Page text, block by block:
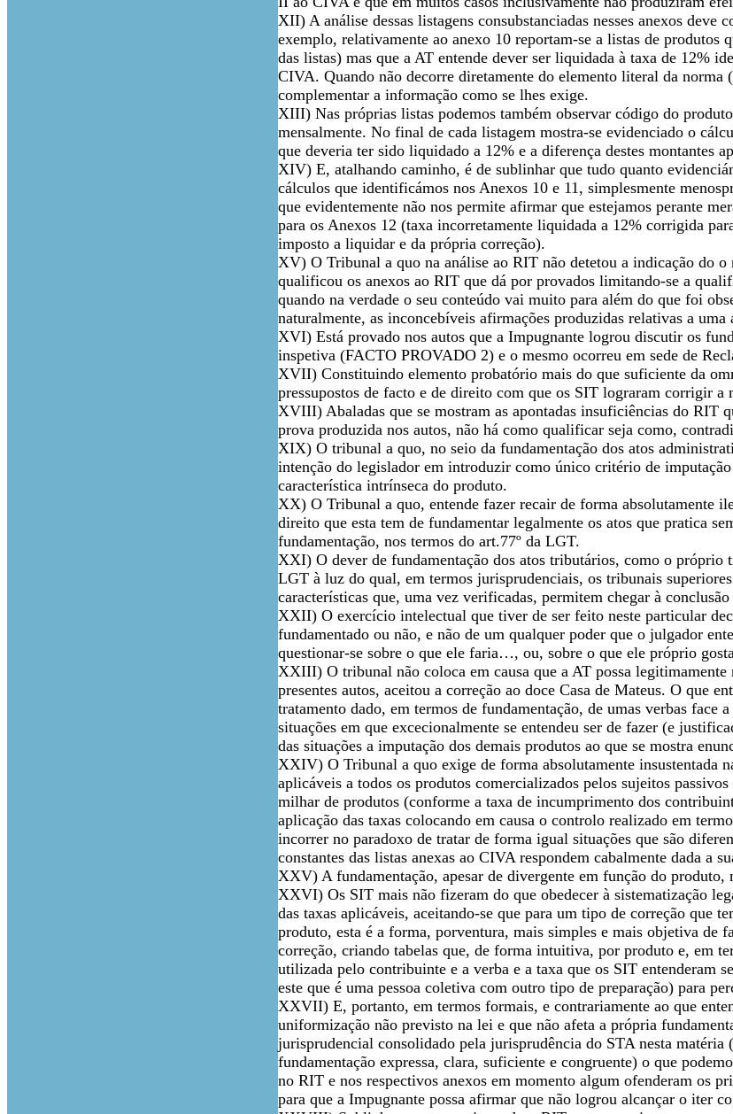
XII) A análise dessas listagens consubstanciadas nesses anexos
exemplo, relativamente ao anexo 10 reportam-se a listas de
das listas) mas que a AT entende dever ser liquidada à taxa de 12%
CIVA. Quando não decorre diretamente do elemento literal da norma
complementar a informação como se lhes exige.
XIII) Nas próprias listas podemos também observar código do
mensalmente. No final de cada listagem mostra-se evidenciado o
que deveria ter sido liquidado a 12% e a diferença destes montantes
XIV) E, atalhando caminho, é de sublinhar que tudo quanto
cálculos que identificámos nos Anexos 10 e 11, simplesmente
que evidentemente não nos permite afirmar que estejamos perante
para os Anexos 12 (taxa incorretamente liquidada a 12% corrigida
imposto a liquidar e da própria correção).
XV) O Tribunal a quo na análise ao RIT não detetou a indicação do
qualificou os anexos ao RIT que dá por provados limitando-se a
quando na verdade o seu conteúdo vai muito para além do que foi
naturalmente, as inconcebíveis afirmações produzidas relativas a
XVI) Está provado nos autos que a Impugnante logrou discutir os
inspetiva (FACTO PROVADO 2) e o mesmo ocorreu em sede de
XVII) Constituindo elemento probatório mais do que suficiente da
pressupostos de facto e de direito com que os SIT lograram corrigir a
XVIII) Abaladas que se mostram as apontadas insuficiências do RIT
prova produzida nos autos, não há como qualificar seja como,
XIX) O tribunal a quo, no seio da fundamentação dos atos
intenção do legislador em introduzir como único critério de
característica intrínseca do produto.
XX) O Tribunal a quo, entende fazer recair de forma absolutamente
direito que esta tem de fundamentar legalmente os atos que pratica
fundamentação, nos termos do art.77º da LGT.
XXI) O dever de fundamentação dos atos tributários, como o próprio
LGT à luz do qual, em termos jurisprudenciais, os tribunais
características que, uma vez verificadas, permitem chegar à
XXII) O exercício intelectual que tiver de ser feito neste particular
fundamentado ou não, e não de um qualquer poder que o julgador
questionar-se sobre o que ele faria…, ou, sobre o que ele próprio
XXIII) O tribunal não coloca em causa que a AT possa
presentes autos, aceitou a correção ao doce Casa de Mateus. O que
tratamento dado, em termos de fundamentação, de umas verbas face
situações em que excecionalmente se entendeu ser de fazer (e
das situações a imputação dos demais produtos ao que se mostra
XXIV) O Tribunal a quo exige de forma absolutamente insustentada
aplicáveis a todos os produtos comercializados pelos sujeitos
milhar de produtos (conforme a taxa de incumprimento dos
aplicação das taxas colocando em causa o controlo realizado em
incorrer no paradoxo de tratar de forma igual situações que são
constantes das listas anexas ao CIVA respondem cabalmente dada a
XXV) A fundamentação, apesar de divergente em função do
XXVI) Os SIT mais não fizeram do que obedecer à sistematização
das taxas aplicáveis, aceitando-se que para um tipo de correção que
produto, esta é a forma, porventura, mais simples e mais objetiva de
correção, criando tabelas que, de forma intuitiva, por produto e, em
utilizada pelo contribuinte e a verba e a taxa que os SIT entenderam
este que é uma pessoa coletiva com outro tipo de preparação) para
XXVII) E, portanto, em termos formais, e contrariamente ao que
uniformização não previsto na lei e que não afeta a própria
jurisprudencial consolidado pela jurisprudência do STA nesta matéria
fundamentação expressa, clara, suficiente e congruente) o que
no RIT e nos respectivos anexos em momento algum ofenderam os
para que a Impugnante possa afirmar que não logrou alcançar o iter